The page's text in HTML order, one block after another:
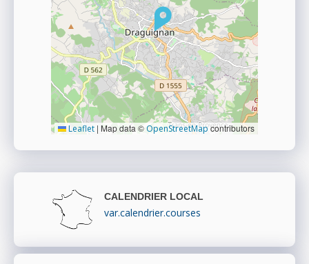
Leaflet | Map data ©OpenStreetMapcontributors
CALENDRIER LOCAL
var.calendrier.courses